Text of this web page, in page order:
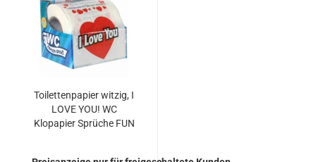
Toilettenpapier witzig, I
LOVE YOU! WC
Klopapier Sprüche FUN